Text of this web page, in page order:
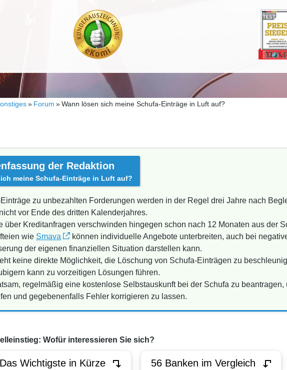
Forum Wann lösen sich meine Schufa-Einträge in Luft auf?
der Redaktion
meine Schufa-Einträge in Luft auf?
zu unbezahlten Forderungen werden in der Regel drei Jahre nach
vor Ende des dritten Kalenderjahres.
über Kreditanfragen verschwinden hingegen schon nach 12 Monaten aus der
wie Smava
können individuelle Angebote unterbreiten, auch bei
der eigenen finanziellen Situation darstellen kann.
keine direkte Möglichkeit, die Löschung von Schufa-Einträgen zu
kann zu vorzeitigen Lösungen führen.
regelmäßig eine kostenlose Selbstauskunft bei der Schufa zu
und gegebenenfalls Fehler korrigieren zu lassen.
Wofür interessieren Sie sich?
Das Wichtigste in Kürze 56 Banken im Vergleich